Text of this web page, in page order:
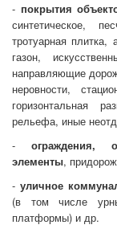
- покрытия
синтетическое,
тротуарная плитка,
газон,
направляющие
неровности,
горизонтальная
рельефа, иные
- ограждения,
элементы,
- уличное
(в том числе
платформы) и др.